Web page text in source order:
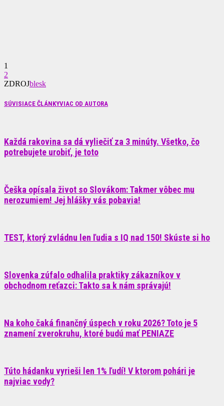
1
2
ZDROJblesk
SÚVISIACE ČLÁNKYVIAC OD AUTORA
Každá rakovina sa dá vyliečiť za 3 minúty. Všetko, čo
potrebujete urobiť, je toto
Češka opísala život so Slovákom: Takmer vôbec mu
nerozumiem! Jej hlášky vás pobavia!
TEST, ktorý zvládnu len ľudia s IQ nad 150! Skúste si ho
Slovenka zúfalo odhalila praktiky zákazníkov v
obchodnom reťazci: Takto sa k nám správajú!
Na koho čaká finančný úspech v roku 2026? Toto je 5
znamení zverokruhu, ktoré budú mať PENIAZE
Túto hádanku vyrieši len 1% ľudí! V ktorom pohári je
najviac vody?